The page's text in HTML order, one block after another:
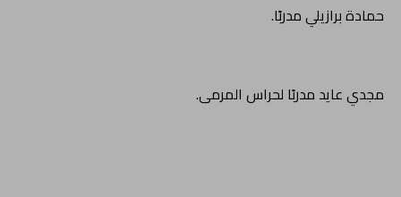
حمادة برازيلي مدربًا.
مجدي عايد مدربًا لحراس المرمى.